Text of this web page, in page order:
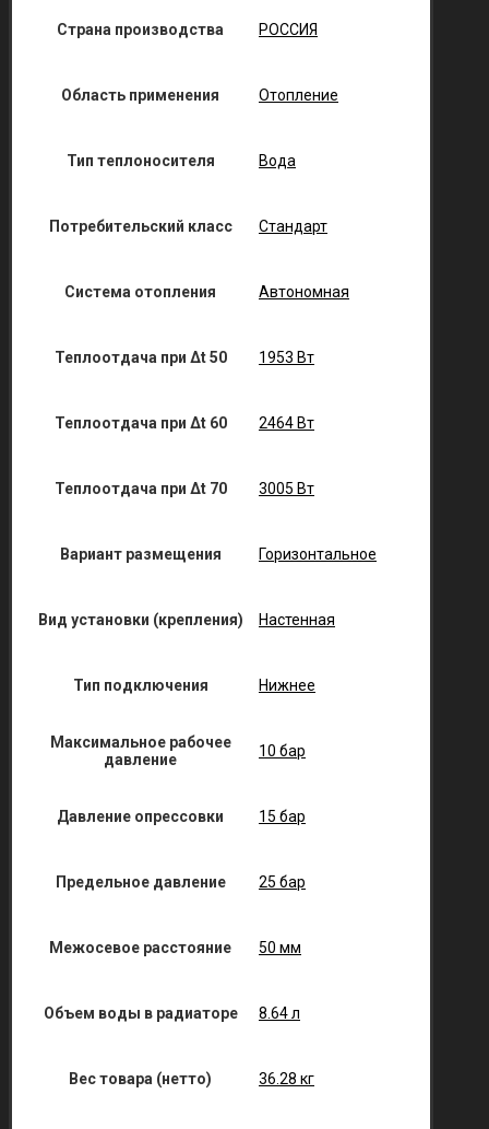
Страна производства РОССИЯ
Область применения Отопление
Тип теплоносителя Вода
Потребительский класс Стандарт
Система отопления Автономная
Теплоотдача при Δt 50 1953 Вт
Теплоотдача при Δt 60 2464 Вт
Теплоотдача при Δt 70 3005 Вт
Вариант размещения Горизонтальное
Вид установки (крепления) Настенная
Тип подключения Нижнее
Максимальное рабочее
давление
10 бар
Давление опрессовки 15 бар
Предельное давление 25 бар
Межосевое расстояние 50 мм
Объем воды в радиаторе 8.64 л
Вес товара (нетто) 36.28 кг